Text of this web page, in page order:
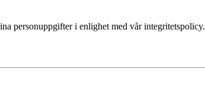
personuppgifter i enlighet med vår integritetspolicy.